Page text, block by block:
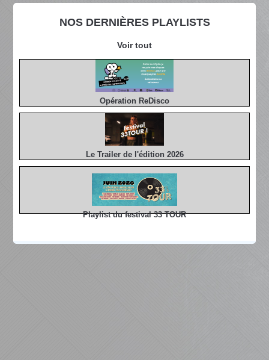
NOS DERNIÈRES PLAYLISTS
Voir tout
Opération ReDisco
Le Trailer de l'édition 2026
Playlist du festival 33 TOUR